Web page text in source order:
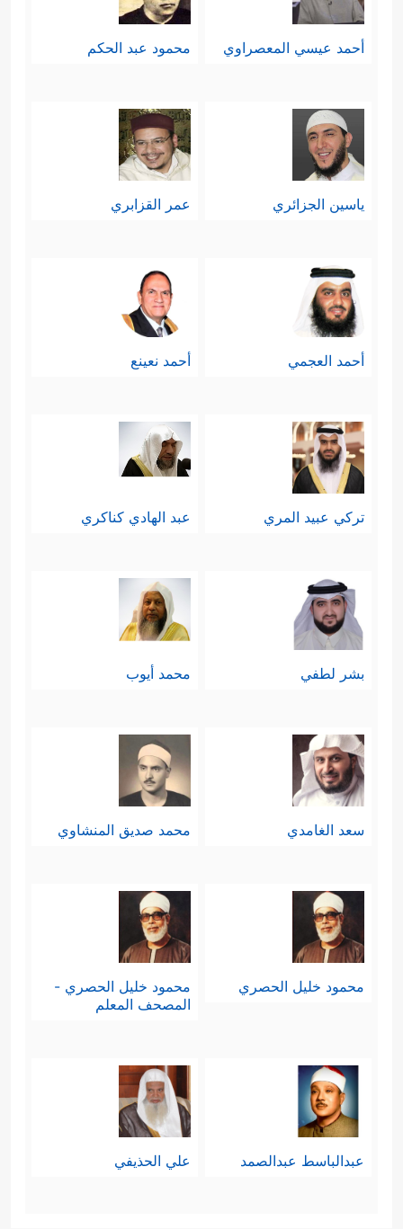
أحمد عيسي المعصراوي محمود عبد الحكم
ياسين الجزائري عمر القزابري
أحمد العجمي أحمد نعينع
تركي عبيد المري عبد الهادي كناكري
بشر لطفي محمد أيوب
سعد الغامدي محمد صديق المنشاوي
محمود خليل الحصري
محمود خليل الحصري -
المصحف المعلم
عبدالباسط عبدالصمد علي الحذيفي